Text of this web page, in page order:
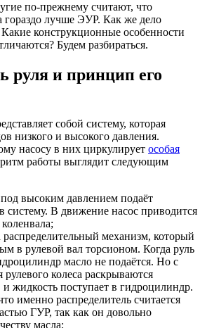
по-прежнему считают, что
гораздо лучше ЭУР. Как же дело
конструкционные особенности
Будем разбираться.
руля и принцип его
собой систему, которая
низкого и высокого давления.
насосу в них циркулирует особая
работы выглядит следующим
высоким давлением подаёт
систему. В движение насос приводится
распределительный механизм, который
в рулевой вал торсионом. Когда руль
масло не подаётся. Но с
колеса раскрываются
жидкость поступает в гидроцилиндр.
именно распределитель считается
ГУР, так как он довольно
масла;